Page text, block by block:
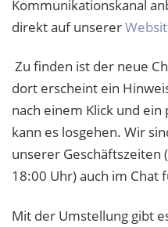
Kommunikationskanal
direkt auf unserer
Zu finden ist der neue
dort erscheint ein
nach einem Klick und ein
kann es losgehen. Wir
unserer Geschäftszeiten
18:00 Uhr) auch im Chat
Mit der Umstellung gibt